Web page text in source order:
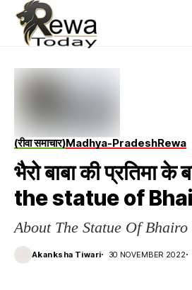
(रीवा समाचार)Madhya-PradeshRewa
भैरो बाबा की प्रतिमा
the statue of
About The Statue Of Bhairo
Akanksha Tiwari 30 NOVEMBER 2022